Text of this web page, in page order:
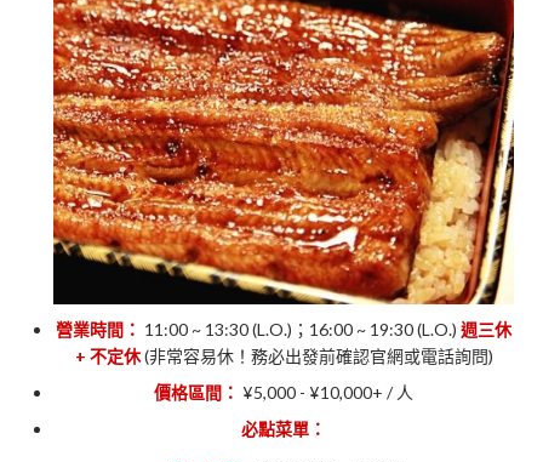
營業時間： 11:00 ~ 13:30 (L.O.)；16:00 ~ 19:30 (L.O.) 週三休
+ 不定休(非常容易休！務必出發前確認官網或電話詢問)
價格區間： ¥5,000 - ¥10,000+ / 人
必點菜單：